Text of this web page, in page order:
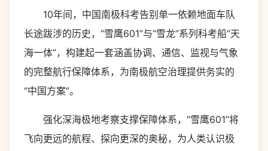
10年间，中国南极科考告别单一依赖地面车队
长途跋涉的历史，“雪鹰601”与“雪龙”系列科考船“天
海一体”，构建起一套涵盖协调、通信、监视与气象
的完整航行保障体系，为南极航空治理提供务实的
“中国方案”。
强化深海极地考察支撑保障体系，“雪鹰601”将
飞向更远的航程、探向更深的奥秘，为人类认识极